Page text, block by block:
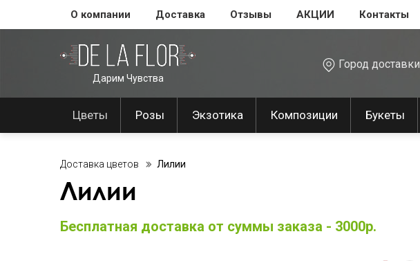
О компании Доставка Отзывы АКЦИИ Контакты
Дарим Чувства
Город доставки
Цветы Розы Экзотика Композиции Букеты
Доставка цветов Лилии
Лилии
Бесплатная доставка от суммы заказа - 3000р.